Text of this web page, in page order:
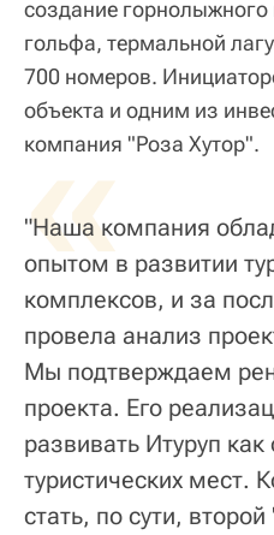
создание
гольфа, термальной
700 номеров.
объекта и одним из
компания "Роза Хутор".
«
"Наша компания
опытом в развитии
комплексов, и за
провела анализ
Мы подтверждаем
проекта. Его
развивать Итуруп
туристических мест.
стать, по сути,